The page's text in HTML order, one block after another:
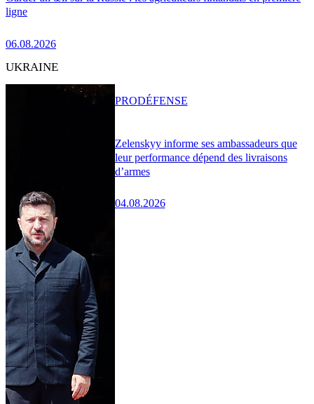
ligne
06.08.2026
UKRAINE
Zelenskyy informe ses ambassadeurs que
leur performance dépend des livraisons
d’armes
04.08.2026
PRODÉFENSE